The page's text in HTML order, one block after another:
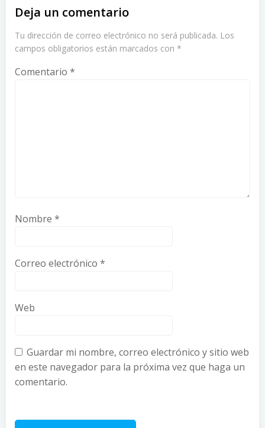
Deja un comentario
Tu dirección de correo electrónico no será publicada. Los
campos obligatorios están marcados con *
Comentario *
Nombre *
Correo electrónico *
Web
Guardar mi nombre, correo electrónico y sitio web
en este navegador para la próxima vez que haga un
comentario.